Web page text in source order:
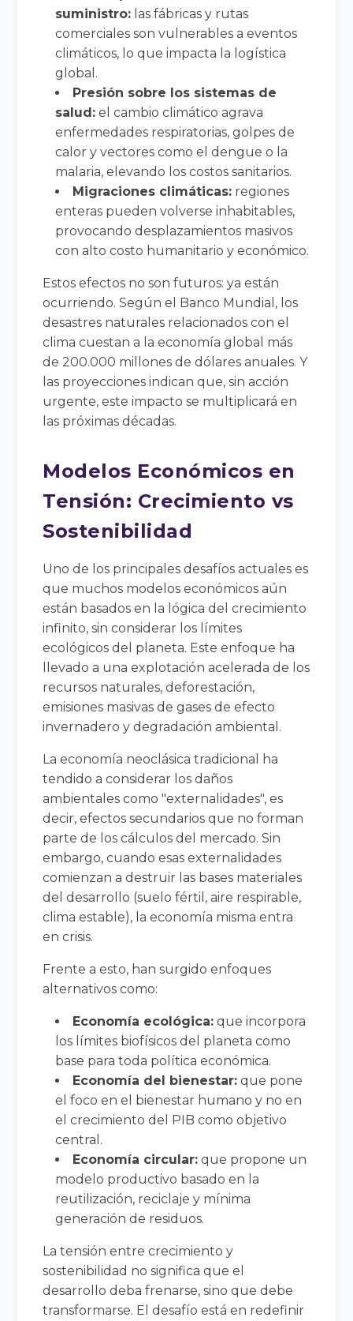
suministro: las fábricas y rutas
comerciales son vulnerables a eventos
climáticos, lo que impacta la logística
global.
Presión sobre los sistemas de
salud: el cambio climático agrava
enfermedades respiratorias, golpes de
calor y vectores como el dengue o la
malaria, elevando los costos sanitarios.
Migraciones climáticas: regiones
enteras pueden volverse inhabitables,
provocando desplazamientos masivos
con alto costo humanitario y económico.
Estos efectos no son futuros: ya están
ocurriendo. Según el Banco Mundial, los
desastres naturales relacionados con el
clima cuestan a la economía global más
de 200.000 millones de dólares anuales. Y
las proyecciones indican que, sin acción
urgente, este impacto se multiplicará en
las próximas décadas.
Modelos Económicos en
Tensión: Crecimiento vs
Sostenibilidad
Uno de los principales desafíos actuales es
que muchos modelos económicos aún
están basados en la lógica del crecimiento
infinito, sin considerar los límites
ecológicos del planeta. Este enfoque ha
llevado a una explotación acelerada de los
recursos naturales, deforestación,
emisiones masivas de gases de efecto
invernadero y degradación ambiental.
La economía neoclásica tradicional ha
tendido a considerar los daños
ambientales como "externalidades", es
decir, efectos secundarios que no forman
parte de los cálculos del mercado. Sin
embargo, cuando esas externalidades
comienzan a destruir las bases materiales
del desarrollo (suelo fértil, aire respirable,
clima estable), la economía misma entra
en crisis.
Frente a esto, han surgido enfoques
alternativos como:
Economía ecológica: que incorpora
los límites biofísicos del planeta como
base para toda política económica.
Economía del bienestar: que pone
el foco en el bienestar humano y no en
el crecimiento del PIB como objetivo
central.
Economía circular: que propone un
modelo productivo basado en la
reutilización, reciclaje y mínima
generación de residuos.
La tensión entre crecimiento y
sostenibilidad no significa que el
desarrollo deba frenarse, sino que debe
transformarse. El desafío está en redefinir